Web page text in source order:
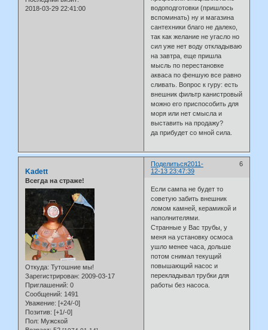
2018-03-29 22:41:00
водоподготовки (пришлось
вспоминать) ну и магазина
сантехники благо не далеко,
так как желание не угасло но
сил уже нет воду откладываю
на завтра, еще пришла
мысль по перестановке
акваса по феншую все равно
сливать. Вопрос к гуру: есть
внешник фильтр канистровый
можно его приспособить для
моря или нет смысла и
выставить на продажу?
да прибудет со мной сила.
Поделиться 6
2011-
12-13 23:47:39
Kadett
Всегда на страже!
Откуда: Тутошние мы!
Зарегистрирован: 2009-03-17
Приглашений: 0
Сообщений: 1491
Уважение: [+24/-0]
Позитив: [+1/-0]
Пол: Мужской
Если сампа не будет то
советую забить внешник
ломом камней, керамикой и
наполнителями.
Странные у Вас трубы, у
меня на установку осмоса
ушло менее часа, дольше
потом снимал текущий
повышающий насос и
перекладывал трубки для
работы без насоса.